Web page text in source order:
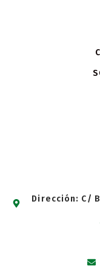
Dirección: C/